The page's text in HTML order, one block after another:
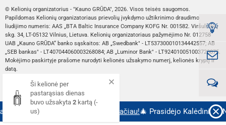
Ši kelionė per
pastarąsias dienas
buvo užsakyta 2 kartą (-
us)
kelionių pardavimai! Plačiau!🎄 Prasidėjo Kalėdinių ir
© Kelionių organizatorius - "Kauno GRŪDA", 2026. Visos teisės saugomos.
Papildomas Kelionių organizatoriaus prievolių įvykdymo užtikrinimo draudimo
liudijimo numeris: AAS „BTA Baltic Insurance Company KOFG Nr. 001582. Viršuliškių
skg. 34, LT-05132 Vilnius, Lietuva. Kelionių organizatoriaus pažymėjimo Nr. 012758
UAB „Kauno GRŪDA“ banko sąskaitos: AB „Swedbank" - LT537300010134442557; AB
„SEB bankas" - LT407044060003268084; AB „Luminor Bank" - LT924010051003728875.
Mokėjimo paskirtyje prašome nurodyti kelionės užsakymo numerį, kelionės kryptį ir
datą.
Web sprendimas: